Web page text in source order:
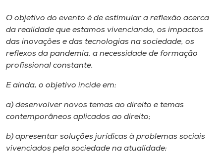
Cultura
CPA
Editora
Rádio
O objetivo do evento é de estimular a reflexão acerca
da realidade que estamos vivenciando, os impactos
das inovações e das tecnologias na sociedade, os
reflexos da pandemia, a necessidade de formação
profissional constante.
E ainda, o objetivo incide em:
a) desenvolver novos temas ao direito e temas
contemporâneos aplicados ao direito;
b) apresentar soluções jurídicas à problemas sociais
vivenciados pela sociedade na atualidade;